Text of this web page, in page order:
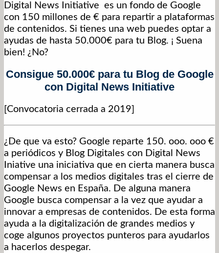
Digital News Initiative es un fondo de Google
con 150 millones de € para repartir a plataformas
de contenidos. Si tienes una web puedes optar a
ayudas de hasta 50.000€ para tu Blog. ¡ Suena
bien! ¿No?
Consigue 50.000€ para tu Blog de Google
con Digital News Initiative
[Convocatoria cerrada a 2019]
¿De que va esto? Google reparte 150. ooo. ooo €
a periódicos y Blog Digitales con Digital News
Iniative una iniciativa que en cierta manera busca
compensar a los medios digitales tras el cierre de
Google News en España. De alguna manera
Google busca compensar a la vez que ayudar a
innovar a empresas de contenidos. De esta forma
ayuda a la digitalización de grandes medios y
coge algunos proyectos punteros para ayudarlos
a hacerlos despegar.